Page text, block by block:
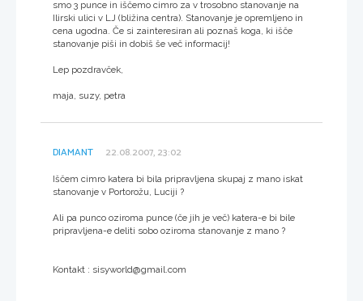
smo 3 punce in iščemo cimro za v trosobno stanovanje na
Ilirski ulici v LJ (bližina centra). Stanovanje je opremljeno in
cena ugodna. Če si zainteresiran ali poznaš koga, ki išče
stanovanje piši in dobiš še več informacij!
Lep pozdravček,
maja, suzy, petra
DIAMANT 22.08.2007, 23:02
Iščem cimro katera bi bila pripravljena skupaj z mano iskat
stanovanje v Portorožu, Luciji ?
Ali pa punco oziroma punce (če jih je več) katera-e bi bile
pripravljena-e deliti sobo oziroma stanovanje z mano ?
Kontakt : sisyworld@gmail.com